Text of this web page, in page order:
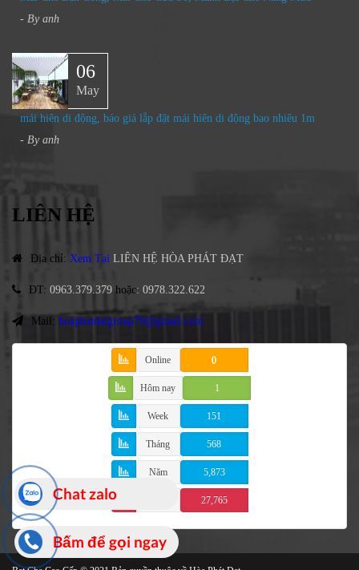
- By anh
06
May
mái hiên di động, báo giá lắp đặt mái hiên di động bao nhiêu 1m
- By anh
LIÊN HỆ
Địa chỉ: Xem Tại LIÊN HỆ HÒA PHÁT ĐẠT
ĐT: 0963.379.379 hoặc: 0978.322.622
Mail: hoaphatdatgroup79@gmail.com
Online 0
Hôm nay 1
Week 151
Tháng 568
Năm 5,873
27,765
Bấm để gọi ngay
Chat zalo